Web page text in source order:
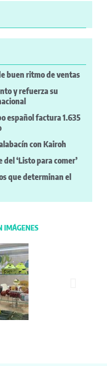
buen ritmo de ventas
y refuerza su
español factura 1.635
con Kairoh
‘Listo para comer’
que determinan el
IMÁGENES